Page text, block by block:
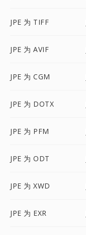
JPE 为 TIFF
JPE 为 AVIF
JPE 为 CGM
JPE 为 DOTX
JPE 为 PFM
JPE 为 ODT
JPE 为 XWD
JPE 为 EXR